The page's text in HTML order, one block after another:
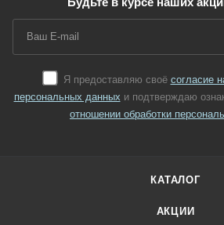
Я предоставляю своё согласие
персональных данных и подтверждаю
отношении обработки
КАТАЛОГ
АКЦИИ